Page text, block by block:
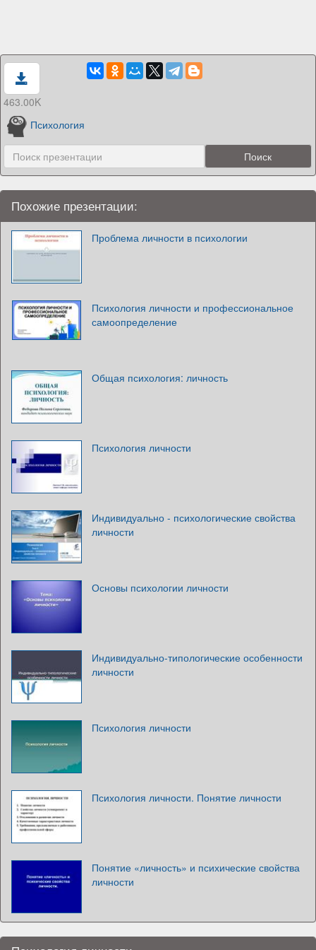
463.00K
Психология
Похожие презентации:
Проблема личности в психологии
Психология личности и профессиональное
самоопределение
Общая психология: личность
Психология личности
Индивидуально - психологические свойства
личности
Основы психологии личности
Индивидуально-типологические особенности
личности
Психология личности
Психология личности. Понятие личности
Понятие «личность» и психические свойства
личности